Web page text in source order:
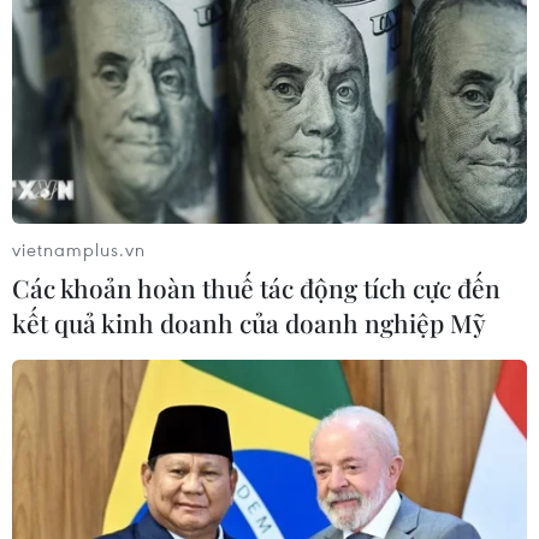
Khinh khí cầu gắn với Ngày hội Văn
hóa di sản
07/08/2026 02:00
Chiêm ngưỡng vẻ đẹp kỳ vĩ
trên cung đường ven biển Khánh
Hòa
06/08/2026 09:40
Buôn Ma Thuột - đô thị dưới
những tán cổ thụ
06/08/2026 04:22
Công viên địa chất Trương
vietnamplus.vn
Các khoản hoàn thuế tác động tích cực đến
kết quả kinh doanh của doanh nghiệp Mỹ